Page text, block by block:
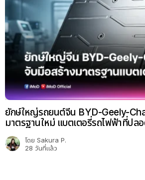
ยักษ์ใหญ่รถยนต์จีน BYD-Geely-
มาตรฐานใหม่ แบตเตอรี่รถไฟฟ้าที่ปลอ
โดย Sakura P.
28 วันที่แล้ว